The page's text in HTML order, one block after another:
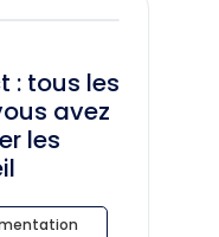
: tous les
avez
les